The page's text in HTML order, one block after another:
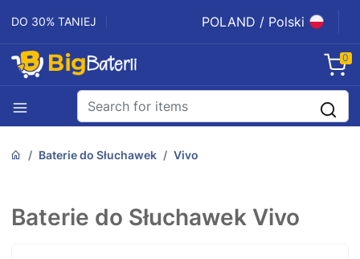
DO 30% TANIEJ POLAND / Polski
0
Baterie do Słuchawek Vivo
Baterie do Słuchawek Vivo